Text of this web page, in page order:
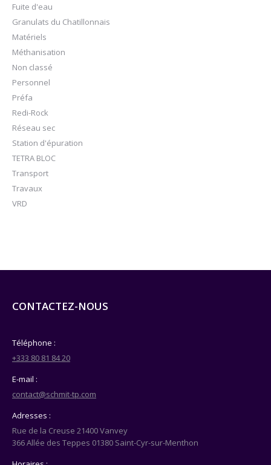
Fuite d'eau
Granulats du Chatillonnais
Matériels
Méthanisation
Non classé
Personnel
Préfa
Redi-Rock
Réseau sec
Station d'épuration
TETRA BLOC
Transport
Travaux
VRD
CONTACTEZ-NOUS
Téléphone :
+333 80 81 84 20
E-mail :
contact@schmit-tp.com
Adresses :
Rue de la Creuse 21400 Vanvey
366 Allée des Teppes 01380 Saint-Cyr-sur-Menthon